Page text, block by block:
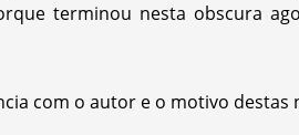
terminou nesta obscura
com o autor e o motivo destas